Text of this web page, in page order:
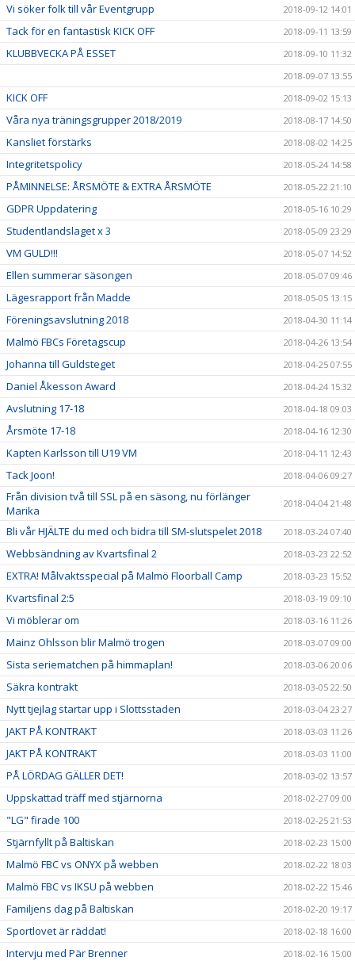
Vi söker folk till vår Eventgrupp 2018-09-12 14:01
Tack för en fantastisk KICK OFF 2018-09-11 13:59
KLUBBVECKA PÅ ESSET
2018-09-10 11:32
2018-09-07 13:55
KICK OFF 2018-09-02 15:13
Våra nya träningsgrupper 2018/2019 2018-08-17 14:50
Kansliet förstärks 2018-08-02 14:25
Integritetspolicy 2018-05-24 14:58
PÅMINNELSE: ÅRSMÖTE & EXTRA ÅRSMÖTE 2018-05-22 21:10
GDPR Uppdatering 2018-05-16 10:29
Studentlandslaget x 3 2018-05-09 23:29
VM GULD!!! 2018-05-07 14:52
Ellen summerar säsongen 2018-05-07 09:46
Lägesrapport från Madde 2018-05-05 13:15
Föreningsavslutning 2018 2018-04-30 11:14
Malmö FBCs Företagscup 2018-04-26 13:54
Johanna till Guldsteget 2018-04-25 07:55
Daniel Åkesson Award 2018-04-24 15:32
Avslutning 17-18 2018-04-18 09:03
Årsmöte 17-18 2018-04-16 12:30
Kapten Karlsson till U19 VM 2018-04-11 12:43
Tack Joon! 2018-04-06 09:27
Från division två till SSL på en säsong, nu förlänger
Marika
2018-04-04 21:48
Bli vår HJÄLTE du med och bidra till SM-slutspelet 2018 2018-03-24 07:40
Webbsändning av Kvartsfinal 2 2018-03-23 22:52
EXTRA! Målvaktsspecial på Malmö Floorball Camp 2018-03-23 15:52
Kvartsfinal 2:5 2018-03-19 09:10
Vi möblerar om 2018-03-16 11:26
Mainz Ohlsson blir Malmö trogen 2018-03-07 09:00
Sista seriematchen på himmaplan! 2018-03-06 20:06
Säkra kontrakt 2018-03-05 22:50
Nytt tjejlag startar upp i Slottsstaden 2018-03-04 23:27
JAKT PÅ KONTRAKT 2018-03-03 11:26
JAKT PÅ KONTRAKT 2018-03-03 11:00
PÅ LÖRDAG GÄLLER DET! 2018-03-02 13:57
Uppskattad träff med stjärnorna 2018-02-27 09:00
"LG" firade 100 2018-02-25 21:53
Stjärnfyllt på Baltiskan 2018-02-23 15:00
Malmö FBC vs ONYX på webben 2018-02-22 18:03
Malmö FBC vs IKSU på webben 2018-02-22 15:46
Familjens dag på Baltiskan 2018-02-20 19:17
Sportlovet är räddat! 2018-02-18 16:00
Intervju med Pär Brenner 2018-02-16 15:00